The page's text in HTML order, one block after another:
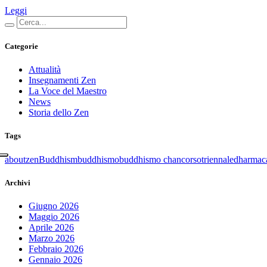
Leggi
Categorie
Attualità
Insegnamenti Zen
La Voce del Maestro
News
Storia dello Zen
Tags
aboutzenBuddhismbuddhismobuddhismo chancorsotriennale
Archivi
Giugno 2026
Maggio 2026
Aprile 2026
Marzo 2026
Febbraio 2026
Gennaio 2026